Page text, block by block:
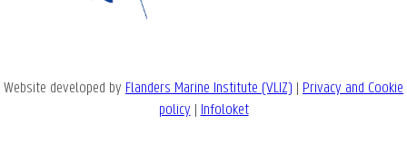
Website developed by Flanders Marine Institute (VLIZ) | Privacy and Cookie
policy | Infoloket